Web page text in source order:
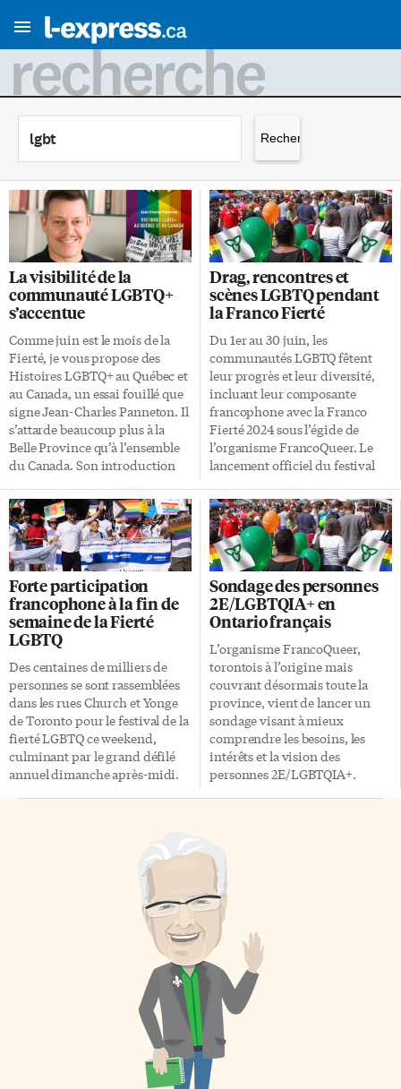
recherche
La visibilité de la
communauté LGBTQ+
s’accentue
Comme juin est le mois de la
Fierté, je vous propose des
Histoires LGBTQ+ au Québec et
au Canada, un essai fouillé que
signe Jean-Charles Panneton. Il
s’attarde beaucoup plus à la
Belle Province qu’à l’ensemble
du Canada. Son introduction
l’Antiquité (amour grec) jusqu’à
l’étude de 2025 sur l’inquiétante
hausse de l’inconfort des jeunes
québécois face à la diversité
sexuelle. Entre ces deux pôles, il
y a la première loi anti-
homosexuelle (Constantin en
l’an 342), la loi sur la bougrerie
sanctionnée par Henri VIII
(1533), le bill omnibus de Pierre
Elliott Trudeau (1969) et le […]
Drag, rencontres et
scènes LGBTQ pendant
la Franco Fierté
Du 1er au 30 juin, les
communautés LGBTQ fêtent
leur progrès et leur diversité,
incluant leur composante
francophone avec la Franco
Fierté 2024 sous l’égide de
l’organisme FrancoQueer. Le
lancement officiel du festival
lieu lors d’un apéro dînatoire
karaoké le 1er juin au pub Fox &
Fiddle du 27 rue Wellesley Est,
dans le quartier gai. «La Franco
Fierté est une invitation à être
soi-même, à embrasser son
identité francophone et arc-en-
ciel dans toutes nos diversités»,
font valoir les organisateurs.
«Sois___» À travers des
conférences, des spectacles, des
activités culturelles, artistiques
et d’échange
intergénérationnels, et bien sûr
[…]
Forte participation
francophone à la fin de
semaine de la Fierté
LGBTQ
Des centaines de milliers de
personnes se sont rassemblées
dans les rues Church et Yonge
de Toronto pour le festival de la
fierté LGBTQ ce weekend,
culminant par le grand défilé
annuel dimanche après-midi.
L’organisme FrancoQueer,
torontois à l’origine mais qui se
déploie maintenant à travers la
province, y ajoutait une touche
francophone en organisant un
«village» où l’on retrouvait
aussi des kiosques du Centre
Toronto, de nos conseils
scolaires, nos collèges et
universités, et quelques autres
institutions de la francophonie.
Sondage des personnes
2E/LGBTQIA+ en
Ontario français
L’organisme FrancoQueer,
torontois à l’origine mais
couvrant désormais toute la
province, vient de lancer un
sondage visant à mieux
comprendre les besoins, les
intérêts et la vision des
personnes 2E/LGBTQIA+.
s’adresse à toutes les personnes
2E/LGBTQIA+ en Ontario,
qu’elles soient membres de
FrancoQueer ou non. «L’arc-en-
ciel n’est pas complet si nous ne
sommes pas toustes
représenté∙e∙s», indique
Arnaud Baudry, le directeur
général de FrancoQueer. «Nous
visons à collecter des données
de tous les groupes qui
composent la grande diversité
de notre communauté», dit-il.